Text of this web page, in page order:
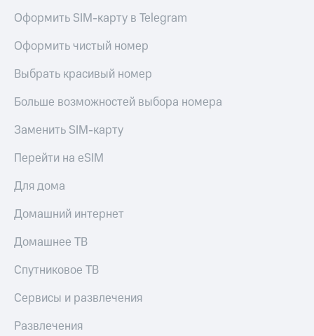
Оформить SIM-карту в Telegram
Оформить чистый номер
Выбрать красивый номер
Больше возможностей выбора номера
Заменить SIM-карту
Перейти на eSIM
Для дома
Домашний интернет
Домашнее ТВ
Спутниковое ТВ
Сервисы и развлечения
Развлечения